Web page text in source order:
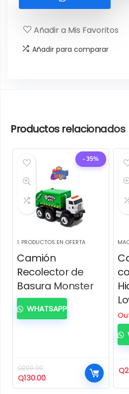
Añadir a Mis Favoritos
Añadir para comparar
Productos relacionados
- 35%
1. PRODUCTOS EN OFERTA
Camión
Recolector de
Basura Monster
Q200.00
El
precio
Q130.00El
precio
WHATSAPP
Q